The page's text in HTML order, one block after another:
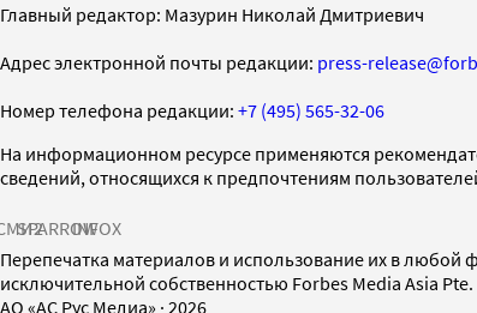
Главный редактор: Мазурин Николай Дмитриевич
Адрес электронной почты редакции: press-
Номер телефона редакции: +7 (495) 565-32-06
На информационном ресурсе применяются
сведений, относящихся к предпочтениям
SPARROWINFOX
Перепечатка материалов и использование их в
исключительной собственностью Forbes Media Asia
AO «АС Рус Медиа» · 2026